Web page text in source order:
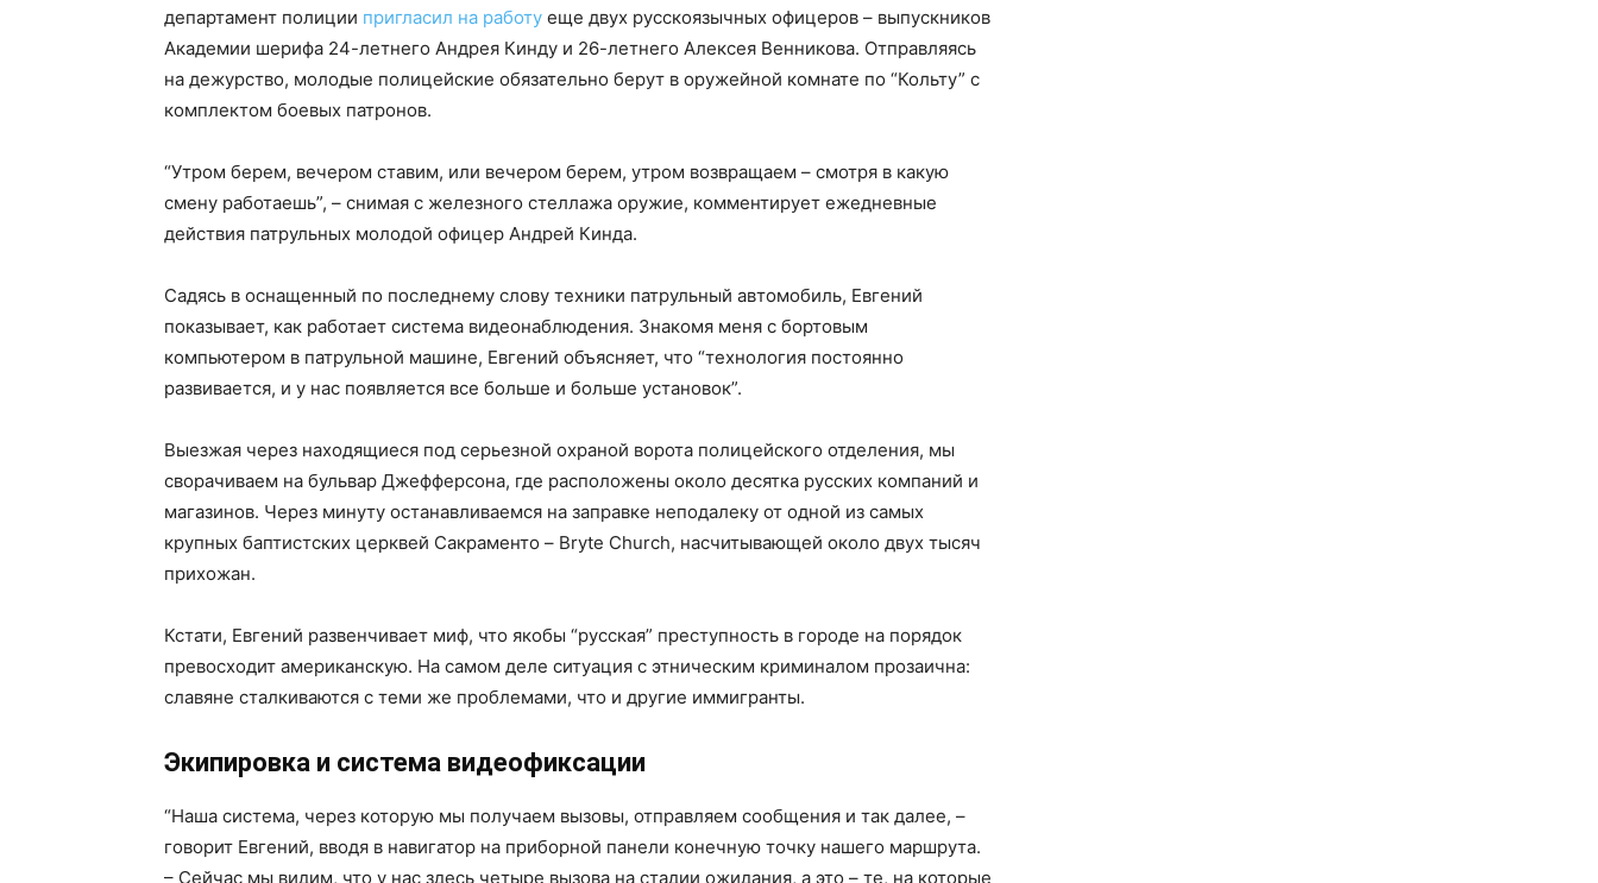
департамент полиции пригласил на работу еще двух русскоязычных офицеров – выпускников
Академии шерифа 24-летнего Андрея Кинду и 26-летнего Алексея Венникова. Отправляясь
на дежурство, молодые полицейские обязательно берут в оружейной комнате по “Кольту” с
комплектом боевых патронов.
“Утром берем, вечером ставим, или вечером берем, утром возвращаем – смотря в какую
смену работаешь”, – снимая с железного стеллажа оружие, комментирует ежедневные
действия патрульных молодой офицер Андрей Кинда.
Садясь в оснащенный по последнему слову техники патрульный автомобиль, Евгений
показывает, как работает система видеонаблюдения. Знакомя меня с бортовым
компьютером в патрульной машине, Евгений объясняет, что “технология постоянно
развивается, и у нас появляется все больше и больше установок”.
Выезжая через находящиеся под серьезной охраной ворота полицейского отделения, мы
сворачиваем на бульвар Джефферсона, где расположены около десятка русских компаний и
магазинов. Через минуту останавливаемся на заправке неподалеку от одной из самых
крупных баптистских церквей Сакраменто – Bryte Church, насчитывающей около двух тысяч
прихожан.
Кстати, Евгений развенчивает миф, что якобы “русская” преступность в городе на порядок
превосходит американскую. На самом деле ситуация с этническим криминалом прозаична:
славяне сталкиваются с теми же проблемами, что и другие иммигранты.
Экипировка и система видеофиксации
“Наша система, через которую мы получаем вызовы, отправляем сообщения и так далее, –
говорит Евгений, вводя в навигатор на приборной панели конечную точку нашего маршрута.
– Сейчас мы видим, что у нас здесь четыре вызова на стадии ожидания, а это – те, на которые